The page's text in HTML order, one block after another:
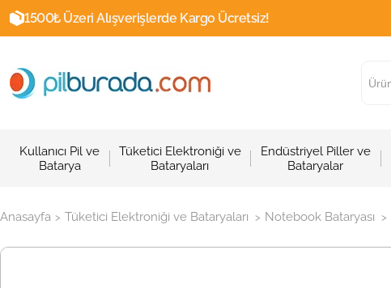
1500₺ Üzeri Alışverişlerde Kargo Ücretsiz!
Kullanıcı Pil ve
Batarya
Tüketici Elektroniği ve
Bataryaları
Endüstriyel Piller ve
Bataryalar
Anasayfa > Tüketici Elektroniği ve Bataryaları > Notebook Bataryası >